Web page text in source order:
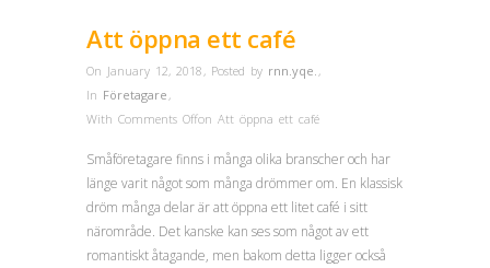
Att öppna ett café
On January 12, 2018 , Posted by rnn.yqe. ,
In Företagare ,
With Comments Offon Att öppna ett café
Småföretagare finns i många olika branscher och har
länge varit något som många drömmer om. En klassisk
dröm många delar är att öppna ett litet café i sitt
närområde. Det kanske kan ses som något av ett
romantiskt åtagande, men bakom detta ligger också